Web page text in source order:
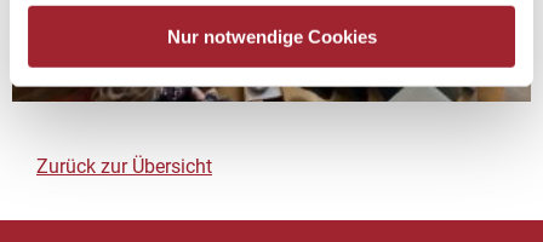
Nur notwendige Cookies
Zurück zur Übersicht